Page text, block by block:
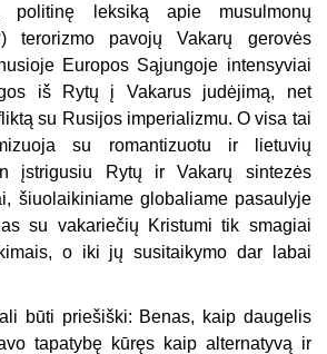
politinę leksiką apie musulmonų
terorizmo pavojų Vakarų gerovės
Europos Sąjungoje intensyviai
iš Rytų į Vakarus judėjimą, net
su Rusijos imperializmu. O visa tai
su romantizuotu ir lietuvių
įstrigusiu Rytų ir Vakarų sintezės
šiuolaikiniame globaliame pasaulyje
su vakariečių Kristumi tik smagiai
o iki jų susitaikymo dar labai
būti priešiški: Benas, kaip daugelis
tapatybę kūręs kaip alternatyvą ir